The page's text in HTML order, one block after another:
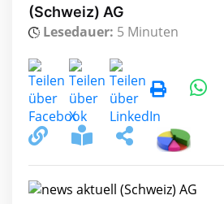
(Schweiz) AG
Lesedauer: 5 Minuten